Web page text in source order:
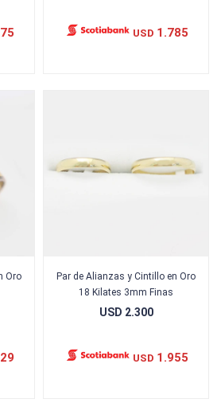
USD 1.785
Oro
Par de Alianzas y Cintillo en Oro
18 Kilates 3mm Finas
USD 2.300
USD 1.955